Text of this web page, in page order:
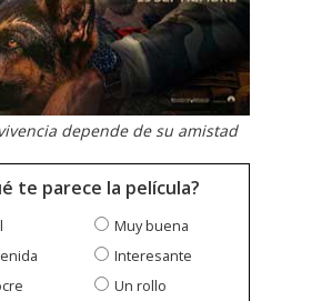
depende de su amistad
te parece la película?
Muy buena
Interesante
Un rollo